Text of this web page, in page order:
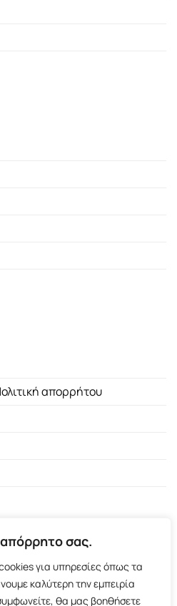
σας.
για υπηρεσίες όπως τα
καλύτερη την εμπειρία
θα μας βοηθήσετε
απορρήτου